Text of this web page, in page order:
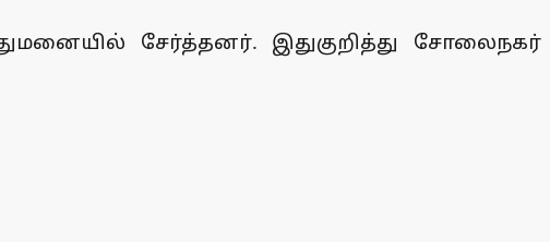
சேர்த்தனர். இதுகுறித்து சோலைநகர்